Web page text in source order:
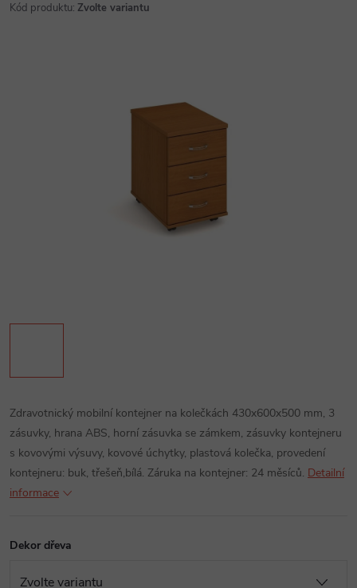
Kód produktu: Zvolte variantu
Zdravotnický mobilní kontejner na kolečkách 430x600x500 mm, 3
zásuvky, hrana ABS, horní zásuvka se zámkem, zásuvky kontejneru
s kovovými výsuvy, kovové úchytky, plastová kolečka, provedení
kontejneru: buk, třešeň,bílá. Záruka na kontejner: 24 měsíců. Detailní
informace
Dekor dřeva